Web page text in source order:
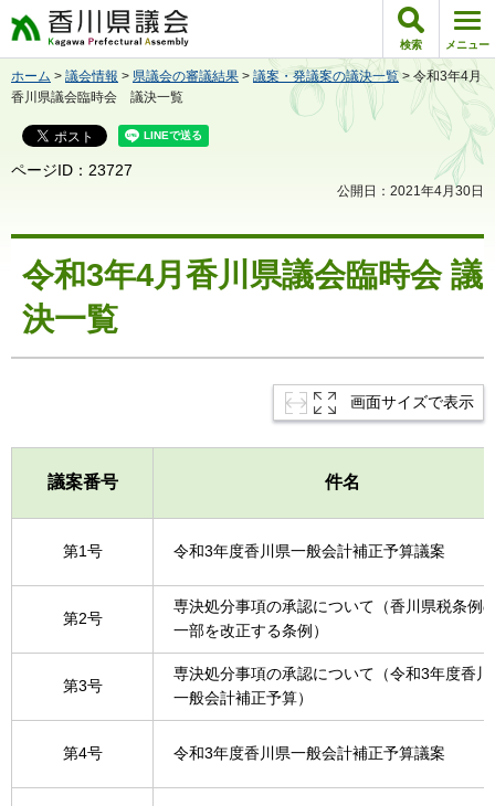
香川県議会 検索 メニュー
ホーム > 議会情報 > 県議会の審議結果 > 議案・発議案の議決一覧 > 令和3年4月
香川県議会臨時会 議決一覧
ページID：23727
公開日：2021年4月30日
令和3年4月香川県議会臨時会 議
決一覧
画面サイズで表示
議案番号 件名
第1号 令和3年度香川県一般会計補正予算議案
第2号
専決処分事項の承認について（香川県税条例
一部を改正する条例）
第3号
専決処分事項の承認について（令和3年度香川
一般会計補正予算）
第4号 令和3年度香川県一般会計補正予算議案